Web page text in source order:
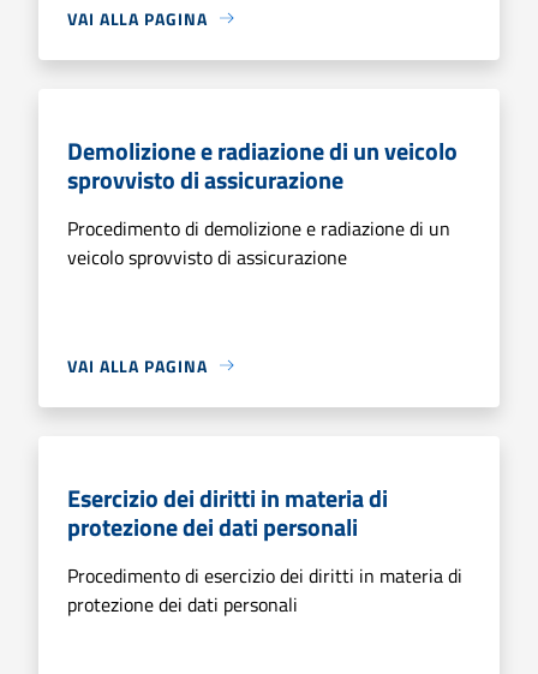
VAI ALLA PAGINA
Demolizione e radiazione di un veicolo
sprovvisto di assicurazione
Procedimento di demolizione e radiazione di un
veicolo sprovvisto di assicurazione
VAI ALLA PAGINA
Esercizio dei diritti in materia di
protezione dei dati personali
Procedimento di esercizio dei diritti in materia di
protezione dei dati personali